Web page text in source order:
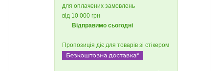
для оплачених замовлень
від 10 000 грн
Відправимо сьогодні
Пропозиція діє для товарів зі стікером